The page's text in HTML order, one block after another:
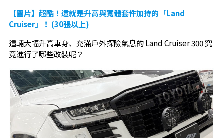
【圖片】超酷！這就是升高與寬體套件加持的「Land
Cruiser」！ (30張以上)
這輛大幅升高車身、充滿戶外探險氣息的 Land Cruiser 300 究
竟進行了哪些改裝呢？